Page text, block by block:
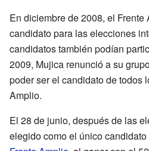
En diciembre de 2008, el
candidato para las elecciones
candidatos también podían
2009, Mujica renunció a su
poder ser el candidato de todos
Amplio.
El 28 de junio, después de las
elegido como el único